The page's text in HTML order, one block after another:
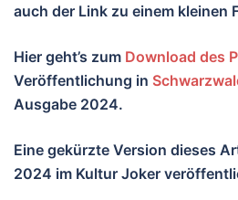
auch der Link zu einem kleinen
Hier geht’s zum Download des
Veröffentlichung in
Ausgabe 2024.
Eine gekürzte Version dieses
2024 im Kultur Joker